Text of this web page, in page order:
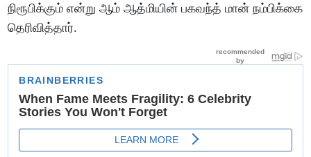
நிரூபிக்கும் என்று ஆம் ஆத்மியின் பகவந்த் மான் நம்பிக்கை
தெரிவித்தார்.